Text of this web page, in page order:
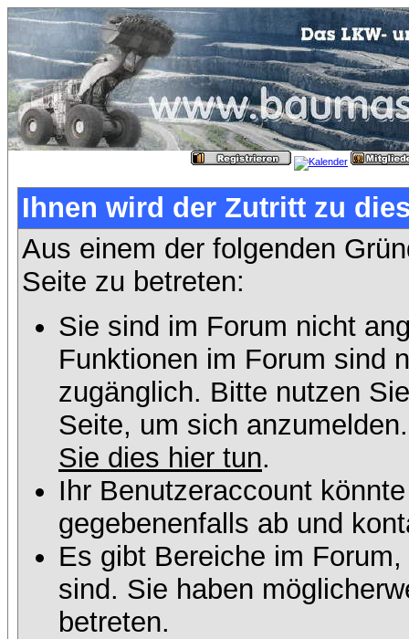
Ihnen wird der Zutritt zu
Aus einem der folgenden
Seite zu betreten:
Sie sind im Forum nicht
Funktionen im Forum sind
zugänglich. Bitte nutzen
Seite, um sich
Sie dies hier tun.
Ihr Benutzeraccount
gegebenenfalls ab und
Es gibt Bereiche im
sind. Sie haben
betreten.